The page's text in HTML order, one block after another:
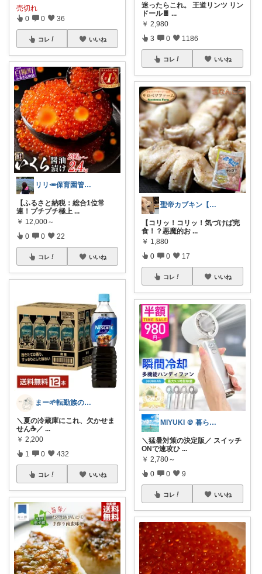
売切れ
0 0 36
コレ いいね
リリ🥕保育園管理栄養士の暮らし
【ふるさと納税：総合1位常
連！プチプチ極上 ...
￥ 12,000～
0 0 22
コレ いいね
まー🌱転勤族の暮らし
＼夏の冷蔵庫にこれ、欠かせま
せん☕️／ ...
￥ 2,200
1 0 432
コレ いいね
迷ったらこれ。 王道リンツ リン
ドール🍫 ...
￥ 2,980
3 0 1186
コレ いいね
聖帝カブキン【北海道を推す者】
【コリッ！コリッ！気づけば完
食！？悪魔的お ...
￥ 1,880
0 0 17
コレ いいね
MIYUKI ＠ 暮らしとアウトドア
＼猛暑対策の決定版／ スイッチ
ONで速攻ひ ...
￥ 2,780～
0 0 9
コレ いいね